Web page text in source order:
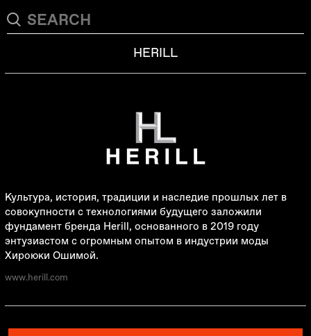
HERILL
Культура, история, традиции и наследие прошлых лет в
совокупности с технологиями будущего заложили
фундамент бренда Herill, основанного в 2019 году
энтузиастом с огромным опытом в индустрии моды
Хироюки Ошимой.
www.herill.com